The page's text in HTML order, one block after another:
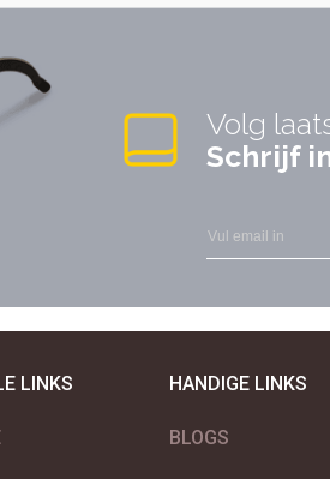
Volg
Schrijf
LINKS HANDIGE LINKS
BLOGS